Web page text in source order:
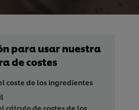
para usar nuestra
de costes
coste de los ingredientes
cálculo de costes de los